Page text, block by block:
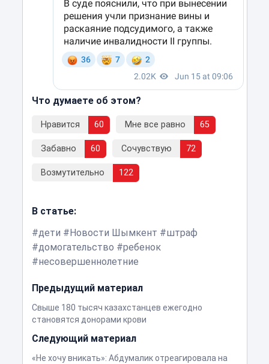
Что думаете об этом?
Нравится 60 Мне все равно 65
Забавно 60 Сочувствую 72
Возмутительно 122
В статье:
дети
Новости Шымкент
штраф
домогательство
ребенок
несовершеннолетние
Предыдущий материал
Свыше 180 тысяч казахстанцев ежегодно
становятся донорами крови
Следующий материал
«Не хочу вникать»: Абдумалик отреагировала на